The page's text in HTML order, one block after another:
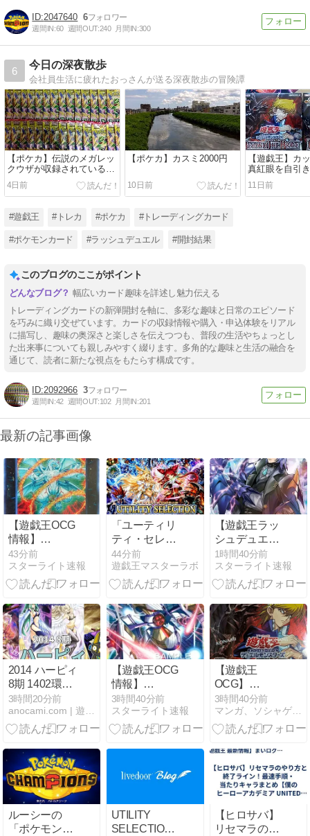
2047640 6
週間IN:60 週間OUT:240 月間IN:300
6
今日の深夜散歩
会社員生活に疲れたおっさんが送る深夜散歩の冒険譚
【ポケカ】伝説のメガレッ
クウザが収録されている
「ストームエメラルダ」を
開封！！
4日前
【ポケカ】カスミ2000円
10日前
【遊戯王】カ
真紅眼を自引
「BEYOND
を開封しまし
11日前
#遊戯王 #トレカ #ポケカ #トレーディングカード
#ポケモンカード #ラッシュデュエル #開封結果
このブログのここがポイント
幅広いカード趣味を詳述し魅力伝える
トレーディングカードの新弾開封を軸に、多彩な趣味と日常のエピソード
を巧みに織り交ぜています。カードの収録情報や購入・申込体験をリアル
に描写し、趣味の奥深さと楽しさを伝えつつも、普段の生活やちょっとし
た出来事についても親しみやすく綴ります。多角的な趣味と生活の融合を
通じて、読者に新たな視点をもたらす構成です。
2092966 3
週間IN:42 週間OUT:102 月間IN:201
最新の記事画像
【遊戯王OCG
情報】
UTILITY
SELECTION
収録『エヴォ
ラギア』、
『魁炎星王－
ソウコ』、
『トーテムバ
ード』実物画
像
43分前
スターライト速報
「ユーティリ
ティ・セレク
ション」収録
カード一覧｜
レアリティ・
とめ
44分前
遊戯王マスターラボ
【遊戯王ラッ
シュデュエル
情報】君臨の
ヘッドライナ
ーにイラスト
兵騎ゼノ・ワ
ン」、「救惺
の轟拳 フィス
ト」が収録決
定！
1時間40分前
スターライト速報
2014 ハーピィ
8期 1402環境
【遊戯王マス
ターデュエ
ル】
3時間20分前
【遊戯王OCG
情報】
UTILITY
SELECTION
収録『No.101
ム』実物画像
3時間40分前
スターライト速報
【遊戯王
OCG】
BEYOND
THE BRAVE
ビヨンド・
3箱目【開
封】
3時間40分前
マンガ、ソシャゲメインのアルハイドの日記
ルーシーの
「ポケモンチ
UTILITY
SELECTION、
【ヒロサバ】
リセマラのや